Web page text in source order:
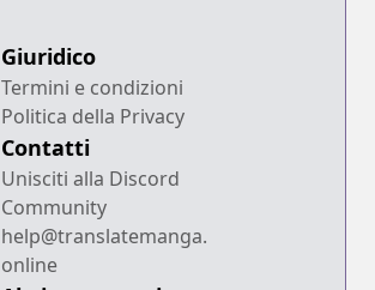
Giuridico
Termini e condizioni
Politica della Privacy
Contatti
Unisciti alla Discord
Community
help@translatemanga.
online